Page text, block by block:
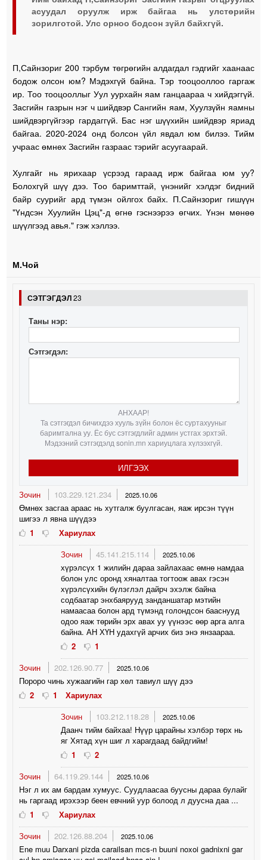
асуудал оруулж ирж байгаа нь улстөрийн
зорилготой. Улс орноо бодсон зүйл байхгүй.
П,Сайнзориг 200 тэрбум төгрөгийн алдагдал гэдгийг хаанаас
бодож олсон юм? Мэдэхгүй байна. Тэр тооцооллоо гаргаж
ир. Тоо тооцооллыг Уул уурхайн яам ганцаараа ч хийдэггүй.
Засгийн газрын нэг ч шийдвэр Сангийн яам, Хуулзүйн яамны
шийдвэргүйгээр гардаггүй. Бас нэг шүүхийн шийдвэр яриад
байгаа. 2020-2024 онд болсон үйл явдал юм билээ. Тийм
учраас өмнөх Засгийн газраас тэрийг асуугаарай.
Хулгайг нь ярихаар үсрээд гараад ирж байгаа юм уу?
Болохгүй шүү дээ. Тоо баримттай, үнэнийг хэлдэг бидний
байр суурийг ард түмэн ойлгох байх. П.Сайнзориг гишүүн
"Үндсэн Хуулийн Цэц"-д өгнө гэснээрээ өгчих. Үнэн мөнөө
шүүлгээд авья." гэж хэллээ.
М.Чой
СЭТГЭГДЭЛ23
Таны нэр:
Сэтгэгдэл:
АНХААР!
Та сэтгэгдэл бичихдээ хууль зүйн болон ёс суртахууныг
баримтална уу. Ёс бус сэтгэгдлийг админ устгах эрхтэй.
Мэдээний сэтгэгдэлд sonin.mn хариуцлага хүлээхгүй.
ИЛГЭЭХ
Зочин 103.229.121.234 2025.10.06
Өмнөх засгаа араас нь хутгалж буулгасан, яаж ирсэн түүн
шигээ л явна шүүдээ
1
Хариулах
Зочин
45.141.215.114 2025.10.06
хүрэлсүх 1 жилийн дараа зайлахаас өмнө намдаа
болон улс оронд хяналтаа тогтоож авах гэсэн
хүрэлсүхийн бүлэглэл дайрч эхэлж байна
содбаатар энхбаярууд занданшатар мэтийн
намаасаа болон ард түмэнд голондсон бааснууд
одоо яаж төрийн эрх авах уу үүнээс өөр арга алга
байна. АН ХҮН удахгүй арчих биз энэ янзаараа.
2
1
Зочин
202.126.90.77 2025.10.06
Пороро чинь хужаагийн гар хөл тавиул шүү дээ
2
1
Хариулах
Зочин
103.212.118.28 2025.10.06
Даанч тийм байхаа! Нүүр царайны хэлбэр төрх нь
яг Хятад хүн шиг л харагдаад байдгийм!
1
2
Зочин
64.119.29.144 2025.10.06
Нэг л их ам бардам хумуус. Суудлаасаа буусны дараа булайг
нь гаргаад ирэхээр беен евчний уур болоод л дуусна даа ...
1
Хариулах
Зочин
202.126.88.204 2025.10.06
Ene muu Darxani pizda carailsan mcs-n buuni noxoi gadnixni gar